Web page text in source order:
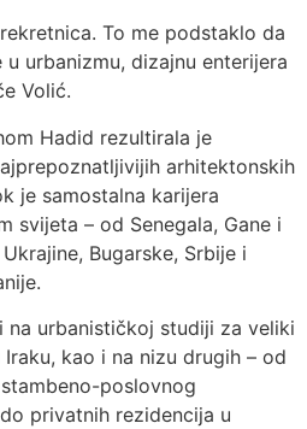
To me podstaklo da
urbanizmu, dizajnu enterijera
Volić.
Hadid rezultirala je
arhitektonskih
je samostalna karijera
svijeta – od Senegala, Gane i
Bugarske, Srbije i
na urbanističkoj studiji za veliki
kao i na nizu drugih – od
poslovnog
privatnih rezidencija u